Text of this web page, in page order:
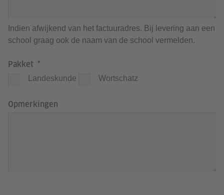
Indien afwijkend van het factuuradres. Bij levering aan een
school graag ook de naam van de school vermelden.
Pakket
Landeskunde Wortschatz
Opmerkingen